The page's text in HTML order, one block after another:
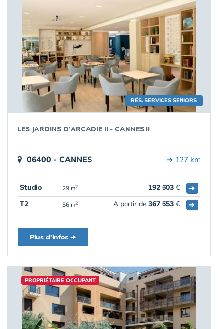
RÉS. SERVICES SENIORS
LES JARDINS D'ARCADIE II - CANNES II
06400 - CANNES ➔ 127 km
Studio 29 m2 192 603 €
➔
T2
56 m2 A partir de 367 653 € ➔
Plus d'infos ➔
PROPRIÉTAIRE OCCUPANT